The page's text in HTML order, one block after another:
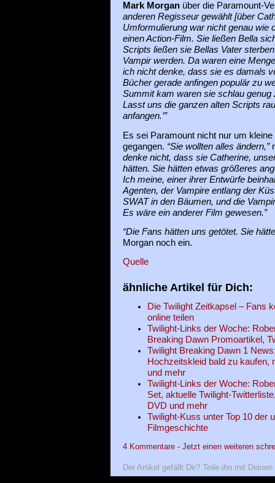
Mark Morganüber die Paramount-
anderen Regisseur gewählt [über
Umformulierung war nicht genau
einen Action-Film. Sie ließen Bella
Scripts ließen sie Bellas Vater
Vampir werden. Da waren eine
ich nicht denke, dass sie es damals
Bücher gerade anfingen populär zu
Summit kam waren sie schlau genug
Lasst uns die ganzen alten Scripts
anfangen.’”
Es sei Paramount nicht nur um
gegangen. “Sie wollten alles ändern,”
denke nicht, dass sie Catherine,
hätten. Sie hätten etwas größeres
Ich meine, einer ihrer Entwürfe
Agenten, der Vampire entlang der
SWAT in den Bäumen, und die
Es wäre ein anderer Film gewesen.”
“Die Fans hätten uns getötet. Sie
Morgan noch ein.
Quelle
ähnliche Artikel für Dich:
Die Twilight Zeitkapsel – Fans
online teilen
Twilight-Links der Woche:
Breaking Dawn Promoartikel,
Twilight Breaking Dawn 1
Hochzeitskleid bald zu kaufen,
und mehr
Twilight-Links der Woche:
Set, aktuelle Twilight-
DVD und mehr
Twilight-Kuss unter Top 10 der
Filmgeschichte
4 Kommentare - Jetzt einen weiteren
Der Artikel gefällt Dir? Teile ihnmit Deinen